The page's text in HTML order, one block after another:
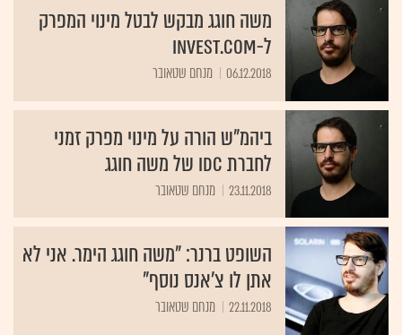
משה חוגג מבקש לבטל מינוי המפרק
ל-invest.com
06.12.2018 מנחם שטאובר
ביהמ"ש הורה על מינוי מפרק זמני
לחברת IDC של משה חוגג
23.11.2018 מנחם שטאובר
השופט ברנר: "משה חוגג הימר. אני לא
אתן לו צ'אנס נוסף"
22.11.2018 מנחם שטאובר